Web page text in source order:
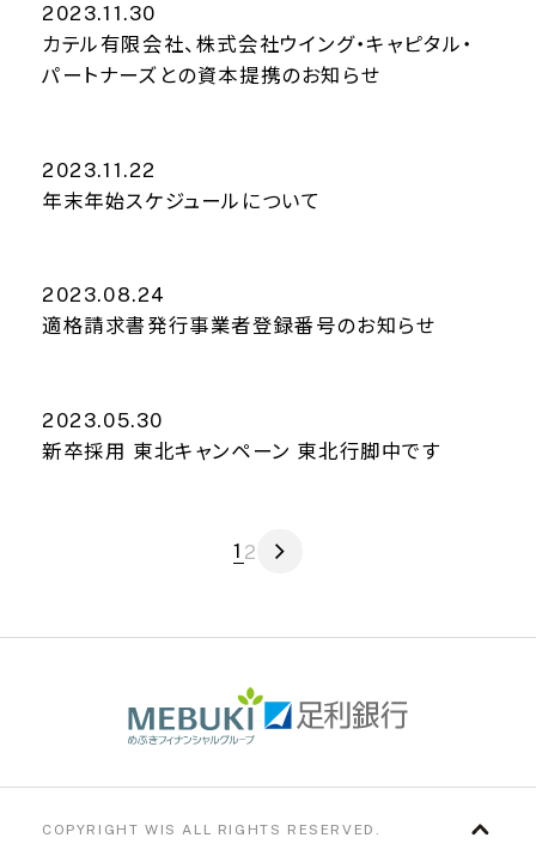
2023.11.30
カテル有限会社、株式会社ウイング・キャピタル・
パートナーズとの資本提携のお知らせ
2023.11.22
年末年始スケジュールについて
2023.08.24
適格請求書発行事業者登録番号のお知らせ
2023.05.30
新卒採用 東北キャンペーン 東北行脚中です
1 2
COPYRIGHT WIS ALL RIGHTS RESERVED.